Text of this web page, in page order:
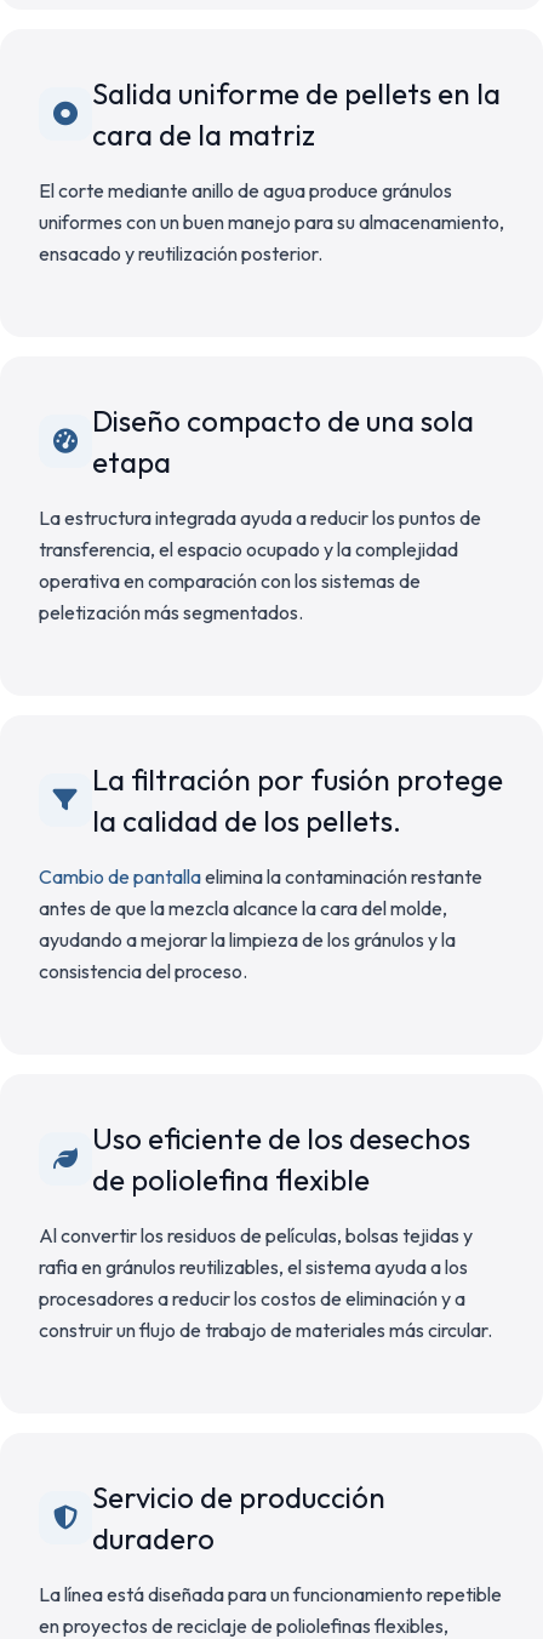
Salida uniforme de pellets en la
cara de la matriz
El corte mediante anillo de agua produce gránulos
uniformes con un buen manejo para su almacenamiento,
ensacado y reutilización posterior.
Diseño compacto de una sola
etapa
La estructura integrada ayuda a reducir los puntos de
transferencia, el espacio ocupado y la complejidad
operativa en comparación con los sistemas de
peletización más segmentados.
La filtración por fusión protege
la calidad de los pellets.
Cambio de pantallaelimina la contaminación restante
antes de que la mezcla alcance la cara del molde,
ayudando a mejorar la limpieza de los gránulos y la
consistencia del proceso.
Uso eficiente de los desechos
de poliolefina flexible
Al convertir los residuos de películas, bolsas tejidas y
rafia en gránulos reutilizables, el sistema ayuda a los
procesadores a reducir los costos de eliminación y a
construir un flujo de trabajo de materiales más circular.
Servicio de producción
duradero
La línea está diseñada para un funcionamiento repetible
en proyectos de reciclaje de poliolefinas flexibles,